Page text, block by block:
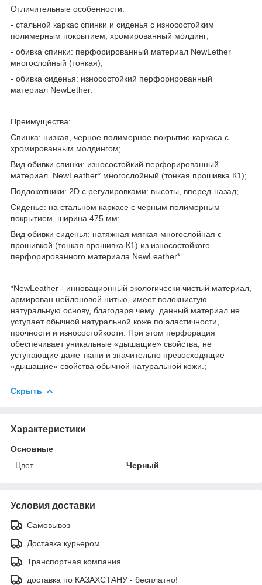
Отличительные особенности:
- стальной каркас спинки и сиденья с износостойким
полимерным покрытием, хромированный молдинг;
- обивка спинки: перфорированный материал NewLether
многослойный (тонкая);
- обивка сиденья: износостойкий перфорированный
материал NewLether.
Преимущества:
Спинка: низкая, черное полимерное покрытие каркаса с
хромированным молдингом;
Вид обивки спинки: износостойкий перфорированный
материал NewLeather* многослойный (тонкая прошивка К1);
Подлокотники: 2D с регулировками: высоты, вперед-назад;
Сиденье: на стальном каркасе с черным полимерным
покрытием, ширина 475 мм;
Вид обивки сиденья: натяжная мягкая многослойная с
прошивкой (тонкая прошивка К1) из износостойкого
перфорированного материала NewLeather*.
*NewLeather - инновационный экологически чистый материал,
армирован нейлоновой нитью, имеет волокнистую
натуральную основу, благодаря чему данный материал не
уступает обычной натуральной коже по эластичности,
прочности и износостойкости. При этом перфорация
обеспечивает уникальные «дышащие» свойства, не
уступающие даже ткани и значительно превосходящие
«дышащие» свойства обычной натуральной кожи.;
Скрыть
Характеристики
Основные
Цвет
Черный
Условия доставки
Самовывоз
Доставка курьером
Транспортная компания
доставка по КАЗАХСТАНУ - бесплатно!